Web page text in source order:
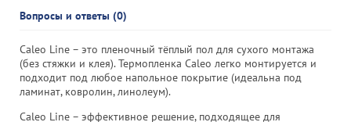
Вопросы и ответы (0)
Caleo Line – это пленочный тёплый пол для сухого монтажа
(без стяжки и клея). Термопленка Caleo легко монтируется и
подходит под любое напольное покрытие (идеальна под
ламинат, ковролин, линолеум).
Caleo Line – эффективное решение, подходящее для